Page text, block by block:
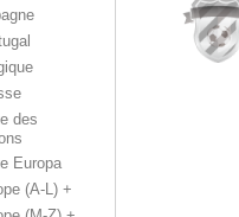
des
Europa
(A-L) +